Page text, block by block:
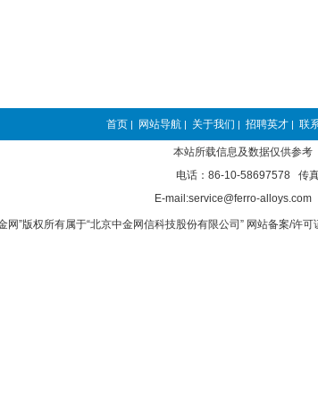
首页 | 网站导航 | 关于我们 | 招聘英才 | 联
本站所载信息及数据仅供参
电话：86-10-58697578 传
E-mail:service@ferro-
网”版权所有属于“北京中金网信科技股份有限公司” 网站备案/许可